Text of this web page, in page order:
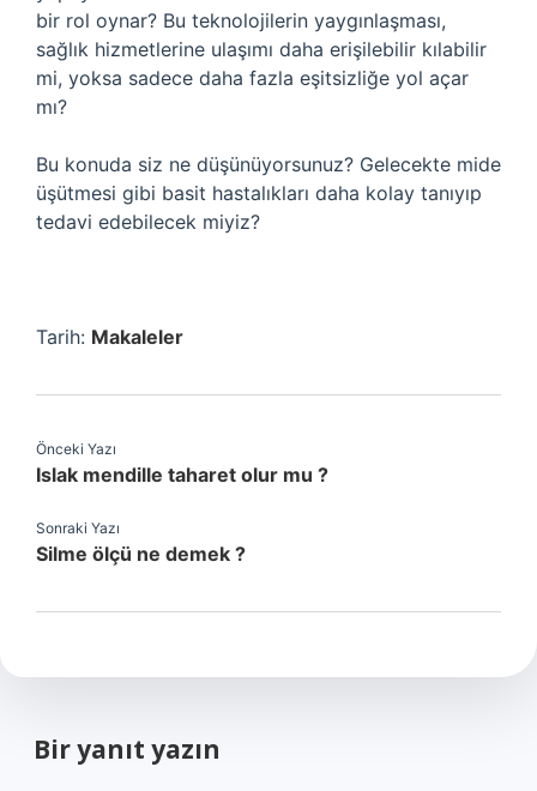
bir rol oynar? Bu teknolojilerin yaygınlaşması,
sağlık hizmetlerine ulaşımı daha erişilebilir kılabilir
mi, yoksa sadece daha fazla eşitsizliğe yol açar
mı?
Bu konuda siz ne düşünüyorsunuz? Gelecekte mide
üşütmesi gibi basit hastalıkları daha kolay tanıyıp
tedavi edebilecek miyiz?
Tarih: Makaleler
Önceki Yazı
Islak mendille taharet olur mu ?
Sonraki Yazı
Silme ölçü ne demek ?
Bir yanıt yazın